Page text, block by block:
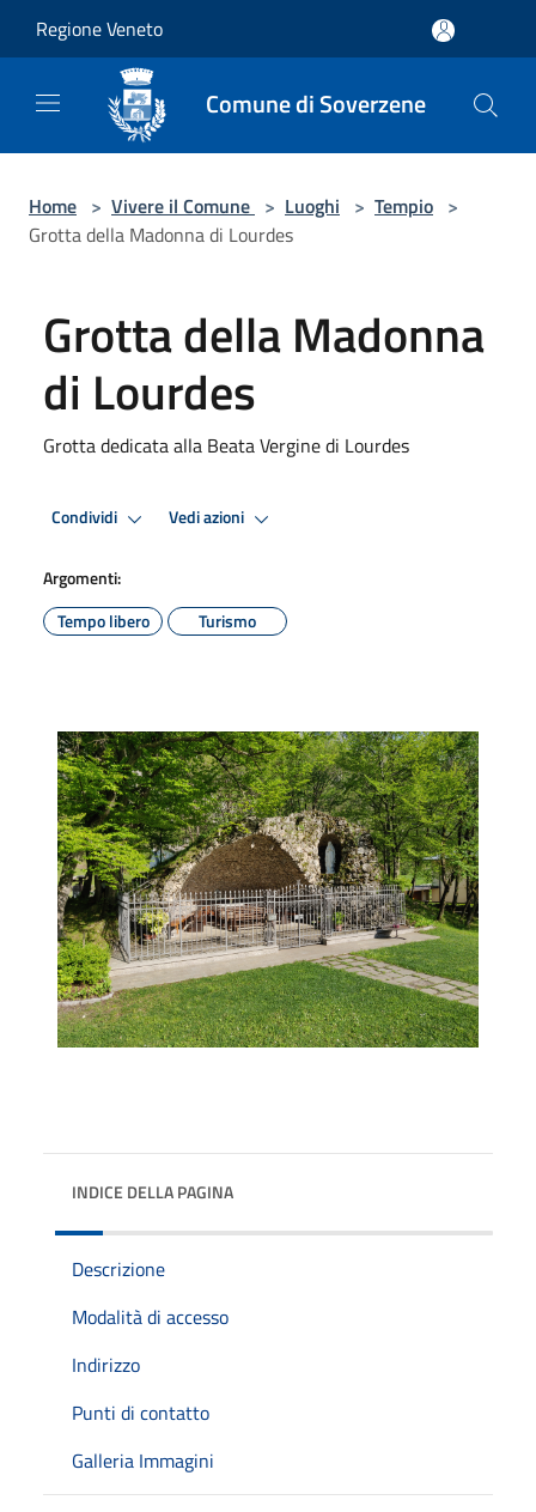
Regione Veneto
Comune di Soverzene
Home > Vivere il Comune > Luoghi > Tempio >
Grotta della Madonna di Lourdes
Grotta della Madonna
di Lourdes
Grotta dedicata alla Beata Vergine di Lourdes
Condividi Vedi azioni
Argomenti:
Tempo libero
Turismo
INDICE DELLA PAGINA
Descrizione
Modalità di accesso
Indirizzo
Punti di contatto
Galleria Immagini